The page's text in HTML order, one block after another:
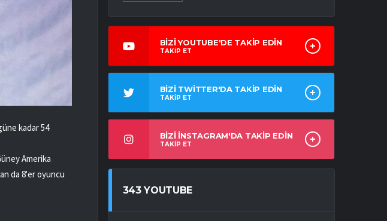
kadar 54
Amerika
da 8'er oyuncu
BİZİ YOUTUBE'DE TAKİP EDİN
TAKİP ET
BİZİ TWİTTER'DA TAKİP EDİN
TAKİP ET
BİZİ İNSTAGRAM'DA TAKİP EDİN
TAKİP ET
343 YOUTUBE